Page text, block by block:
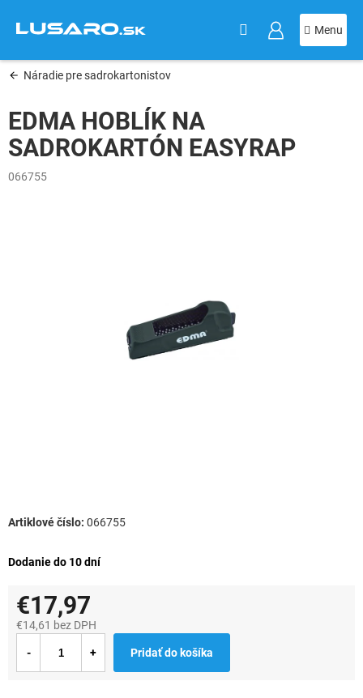
obsah
Náradie pre sadrokartonistov
EDMA HOBLÍK NA
SADROKARTÓN EASYRAP
066755
Dodanie do 10 dní
066755
€17,97
€14,61 bez DPH
cena:
Pridať do košíka